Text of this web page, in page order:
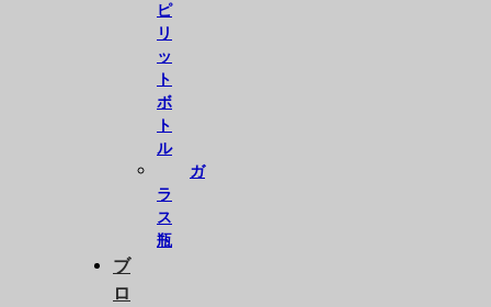
ピ
リ
ッ
ト
ボ
ト
ル
ガ
ラ
ス
瓶
ブ
ロ